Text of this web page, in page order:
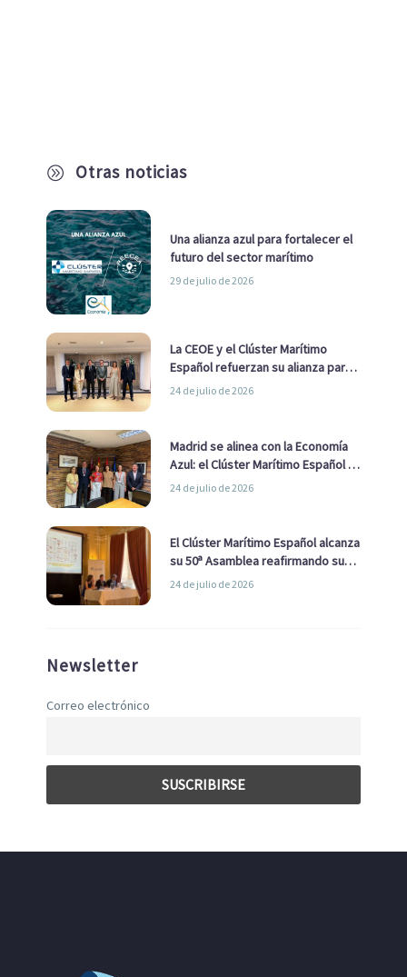
A Otras noticias
Una alianza azul para fortalecer el
futuro del sector marítimo
29 de julio de 2026
La CEOE y el Clúster Marítimo
Español refuerzan su alianza para
impulsar una estrategia Nacional
24 de julio de 2026
Madrid se alinea con la Economía
Azul: el Clúster Marítimo Español y
la Real Liga Naval avanzan alianzas
24 de julio de 2026
El Clúster Marítimo Español alcanza
su 50ª Asamblea reafirmando su
liderazgo en la Economía Azul
24 de julio de 2026
Newsletter
Correo electrónico